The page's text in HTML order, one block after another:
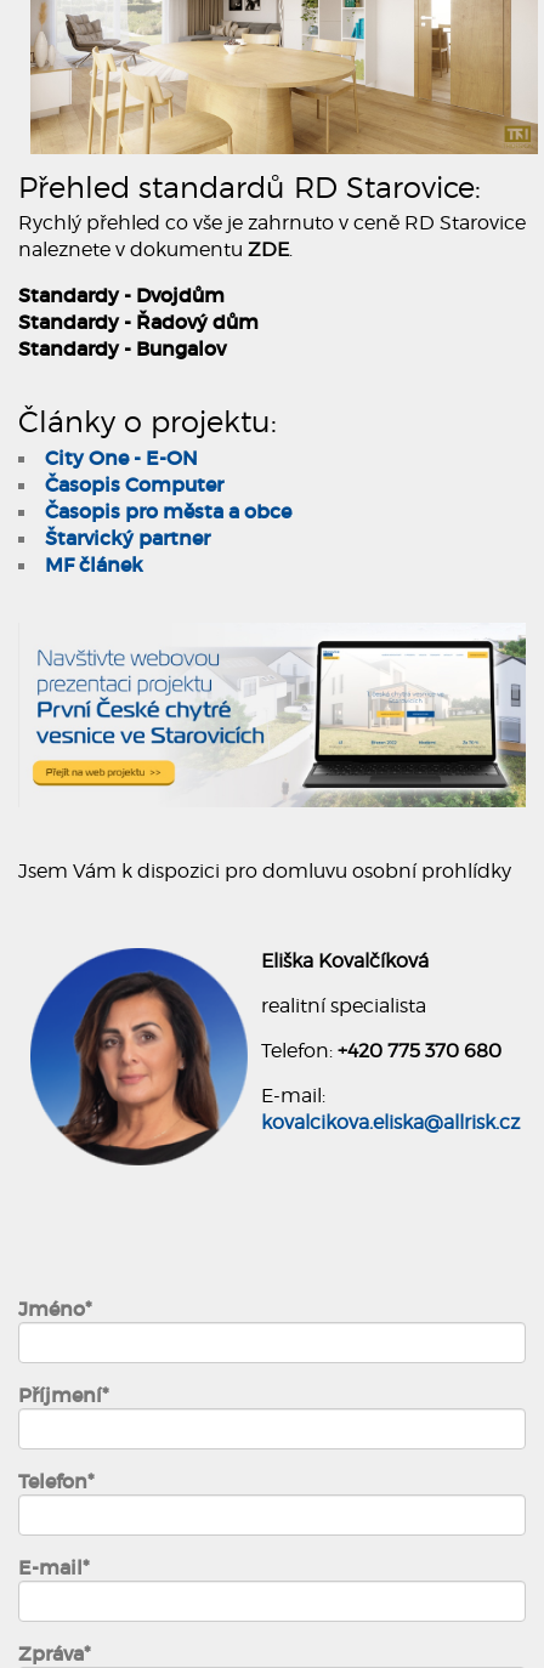
Přehled standardů RD Starovice:
Rychlý přehled co vše je zahrnuto v ceně RD Starovice
naleznete v dokumentu ZDE.
Standardy - Dvojdům
Standardy - Řadový dům
Standardy - Bungalov
Články o projektu:
City One - E-ON
Časopis Computer
Časopis pro města a obce
Štarvický partner
MF článek
Jsem Vám k dispozici pro domluvu osobní prohlídky
Eliška Kovalčíková
realitní specialista
Telefon: +420 775 370 680
E-mail:
kovalcikova.eliska@allrisk.cz
Jméno*
Příjmení*
Telefon*
E-mail*
Zpráva*